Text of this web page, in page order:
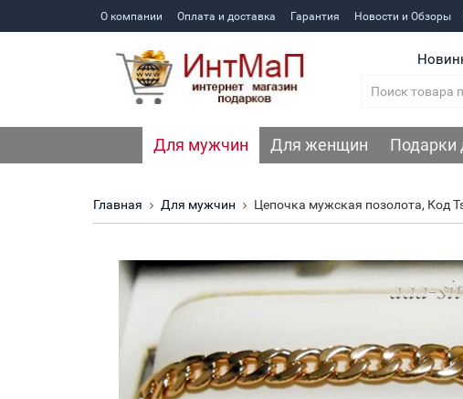
О компании Оплата и доставка Гарантия Новости и Обзоры
Для мужчин Для женщин Подарки
Главная Для мужчин Цепочка мужская позолота, Код